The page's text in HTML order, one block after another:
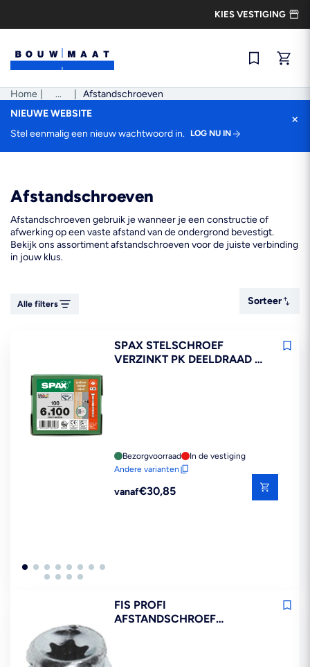
inhoud
KIES VESTIGING
Snel
Home ...
Pad
Afstandschroeven
NIEUWE WEBSITE
Stel eenmalig een nieuw wachtwoord in.
LOG NU IN
×
Afstandschroeven
Afstandschroeven gebruik je wanneer je een constructie of
afwerking op een vaste afstand van de ondergrond bevestigt.
Bekijk ons assortiment afstandschroeven voor de juiste verbinding
in jouw klus.
Alle filters
Sorteer
Sorteer
SPAX STELSCHROEF
VERZINKT PK DEELDRAAD T-
Bezorgvoorraad
In de vestiging
Andere varianten
Reguliere
vanaf€30,85
FIS PROFI
AFSTANDSCHROEF